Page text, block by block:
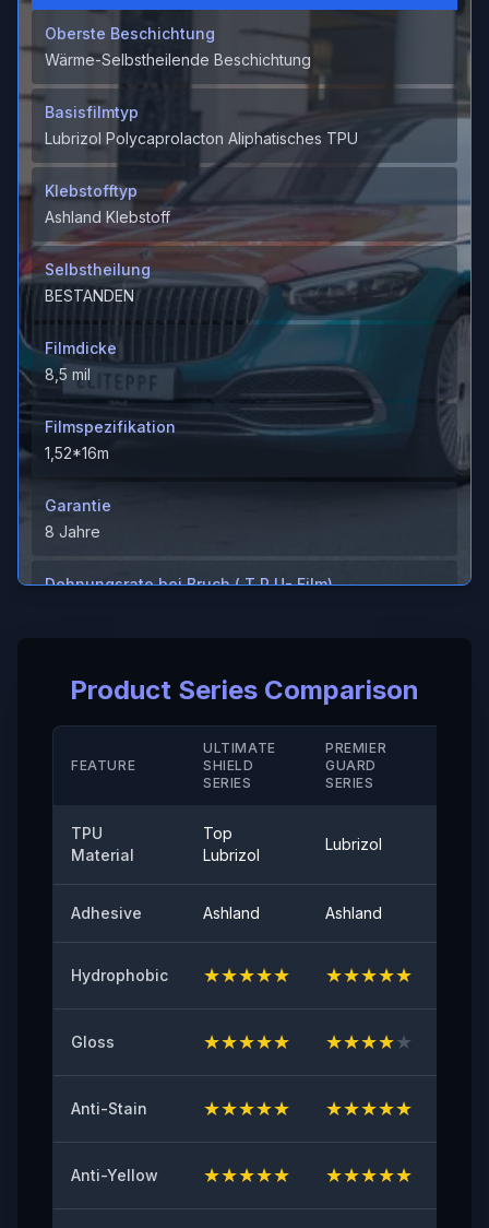
Oberste Beschichtung
Wärme-Selbstheilende Beschichtung
Basisfilmtyp
Lubrizol Polycaprolacton Aliphatisches TPU
Klebstofftyp
Ashland Klebstoff
Selbstheilung
BESTANDEN
Filmdicke
8,5 mil
Filmspezifikation
1,52*16m
Garantie
8 Jahre
Dehnungsrate bei Bruch ( T P U- Film)
＞280（%）
Temperaturbeständigkeit
-40°-120°
≤0,35（N/25mm）
Anfängliche Haftung
≤2
Fleckenbeständigkeit
Product Series Comparison
FEATURE
ULTIMATE
SHIELD
SERIES
PREMIER
GUARD
SERIES
TPU
Material
Top
Lubrizol
Lubrizol
Adhesive Ashland Ashland
Hydrophobic ★★★★★ ★★★★★
Gloss ★★★★★ ★★★★★
Anti-Stain ★★★★★ ★★★★★
Anti-Yellow ★★★★★ ★★★★★